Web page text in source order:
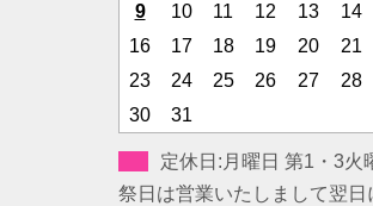
9
10 11 12 13 14
16
17 18 19 20 21
23
24 25 26 27 28
30
31
定休日:月曜日 第1・3火
祭日は営業いたしまして翌日